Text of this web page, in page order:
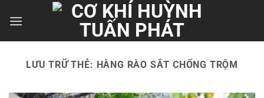
qua
LƯU TRỮ THẺ: HÀNG RÀO SẮT CHỐNG TRỘM